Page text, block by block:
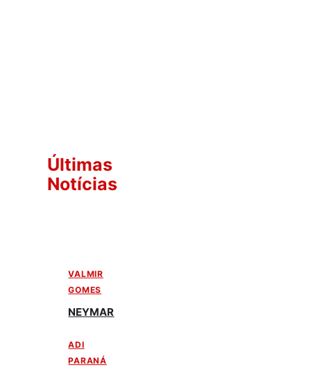
Últimas
Notícias
VALMIR
GOMES
NEYMAR
ADI
PARANÁ